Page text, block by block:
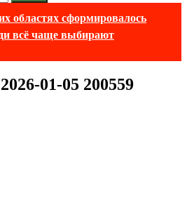
областях сформировалось
всё чаще выбирают
01-05 200559